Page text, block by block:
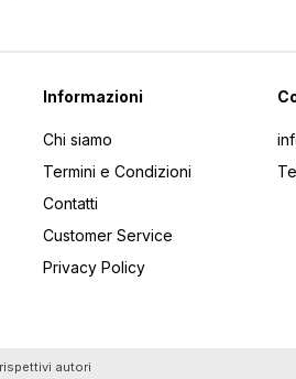
Informazioni
Chi siamo
Termini e Condizioni
Contatti
Customer Service
Privacy Policy
autori